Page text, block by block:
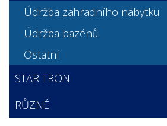
Údržba zahradního nábytku
Údržba bazénů
Ostatní
STAR TRON
RŮZNÉ